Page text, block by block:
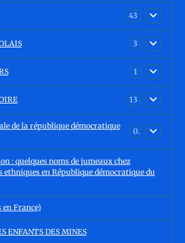
43
3
1
13
de la république démocratique
0
: quelques noms de jumeaux chez
en République démocratique du
en France)
ENFANTS DES MINES